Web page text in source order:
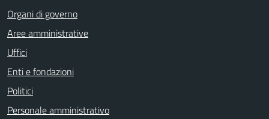
Organi di governo
Aree amministrative
Uffici
Enti e fondazioni
Politici
Personale amministrativo